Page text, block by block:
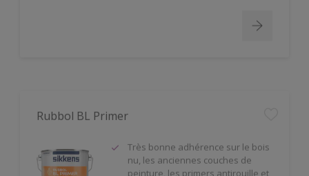
peinture, les primers antirouille et
les plâtres.